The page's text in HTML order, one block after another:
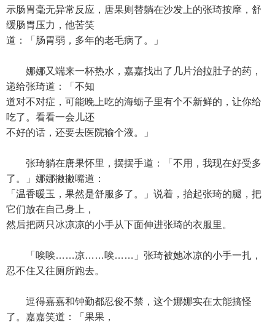
示肠胃毫无异常反应，唐果则替躺在沙发上的张琦按摩，舒
缓肠胃压力，他苦笑
道：「肠胃弱，多年的老毛病了。」
娜娜又端来一杯热水，嘉嘉找出了几片治拉肚子的药，
递给张琦道：「不知
道对不对症，可能晚上吃的海蛎子里有个不新鲜的，让你给
吃了。看看一会儿还
不好的话，还要去医院输个液。」
张琦躺在唐果怀里，摆摆手道：「不用，我现在好受多
了。」娜娜撇撇嘴道：
「温香暖玉，果然是舒服多了。」说着，抬起张琦的腿，把
它们放在自己身上，
然后把两只冰凉凉的小手从下面伸进张琦的衣服里。
「唉唉……凉……唉……」张琦被她冰凉的小手一扎，
忍不住又往厕所跑去。
逗得嘉嘉和钟勤都忍俊不禁，这个娜娜实在太能搞怪
了。嘉嘉笑道：「果果，